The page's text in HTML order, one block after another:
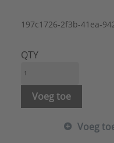
Zelfborgend: Nee
Hoogte:
Materiaal:
Merk:
Met flens:
197c1726-2f3b-41ea-
QTY
Voeg toe
Voeg